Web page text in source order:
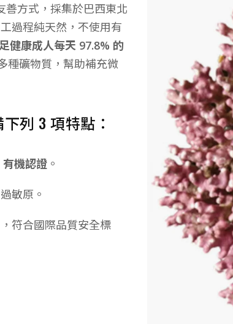
方式，採集於巴西東北
過程純天然，不使用有
健康成人每天 97.8% 的
種礦物質，幫助補充微
列 3 項特點：
機認證 。
敏原。
符合國際品質安全標